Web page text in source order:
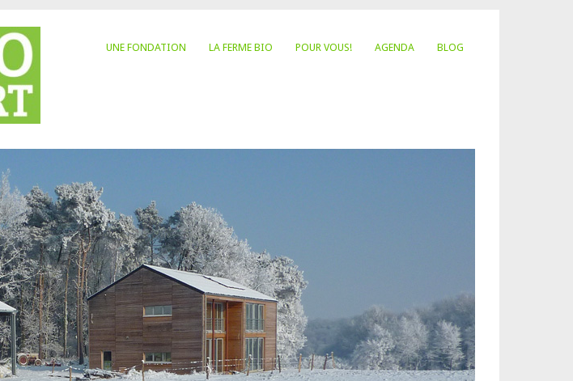
UNE FONDATION LA FERME BIO POUR VOUS! AGENDA BLOG